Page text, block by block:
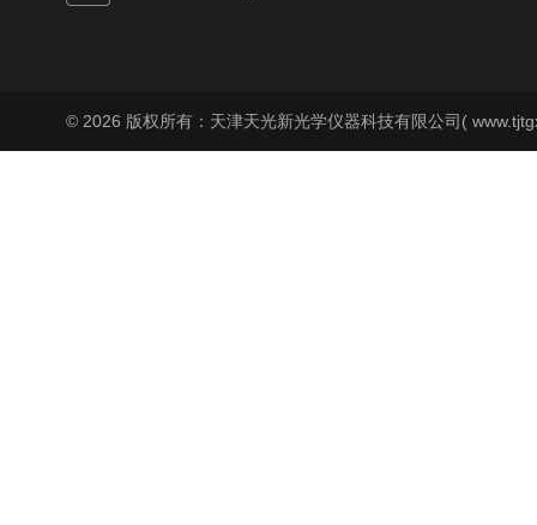
© 2026 版权所有：天津天光新光学仪器科技有限公司(